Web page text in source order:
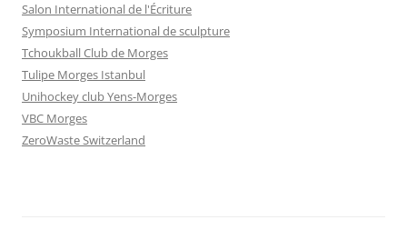
Salon International de l'Écriture
Symposium International de sculpture
Tchoukball Club de Morges
Tulipe Morges Istanbul
Unihockey club Yens-Morges
VBC Morges
ZeroWaste Switzerland